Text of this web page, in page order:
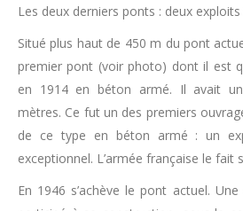
Les deux derniers ponts : deux
Situé plus haut de 450 m du pont
premier pont (voir photo) dont il est
en 1914 en béton armé. Il avait
mètres. Ce fut un des premiers
de ce type en béton armé : un
exceptionnel. L’armée française le fait
En 1946 s’achève le pont actuel.